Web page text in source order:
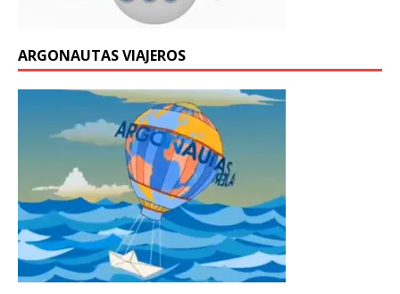
ARGONAUTAS VIAJEROS